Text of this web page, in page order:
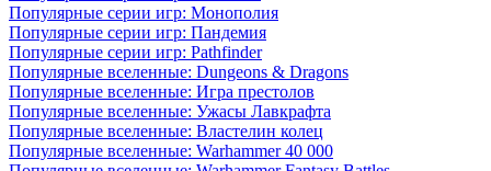
Популярные серии игр: Монополия
Популярные серии игр: Пандемия
Популярные серии игр: Pathfinder
Популярные вселенные: Dungeons & Dragons
Популярные вселенные: Игра престолов
Популярные вселенные: Ужасы Лавкрафта
Популярные вселенные: Властелин колец
Популярные вселенные: Warhammer 40 000